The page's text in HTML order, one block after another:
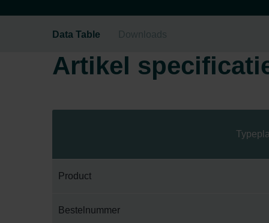
Data Table Downloads
Artikel
Product
Bestelnummer